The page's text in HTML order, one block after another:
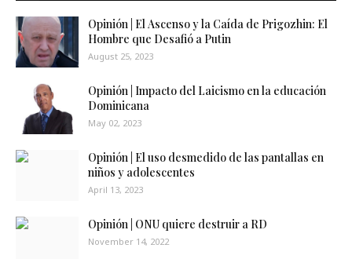
Opinión | El Ascenso y la Caída de Prigozhin: El
Hombre que Desafió a Putin
August 25, 2023
Opinión | Impacto del Laicismo en la educación
Dominicana
May 02, 2023
Opinión | El uso desmedido de las pantallas en
niños y adolescentes
April 13, 2023
Opinión | ONU quiere destruir a RD
November 14, 2022